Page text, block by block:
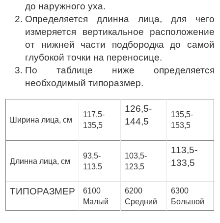
до наружного уха.
Определяется длинна лица, для чего
измеряется вертикальное расположение
от нижней части подбородка до самой
глубокой точки на переносице.
По таблице ниже определяется
необходимый типоразмер.
Ширина лица, см
117,5-
135,5
126,5-
144,5
135,5-
153,5
Длинна лица, см
93,5-
113,5
103,5-
123,5
113,5-
133,5
ТИПОРАЗМЕР
6100
Малый
6200
Средний
6300
Большой